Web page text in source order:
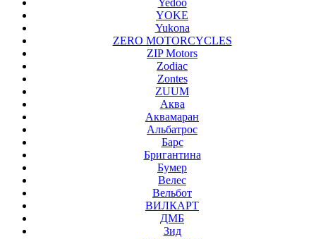
YOKE
Yukona
ZERO MOTORCYCLES
ZIP Motors
Zodiac
Zontes
ZUUM
Аква
Аквамаран
Альбатрос
Барс
Бригантина
Бумер
Велес
Вельбот
ВИЛКАРТ
ДМБ
Зид